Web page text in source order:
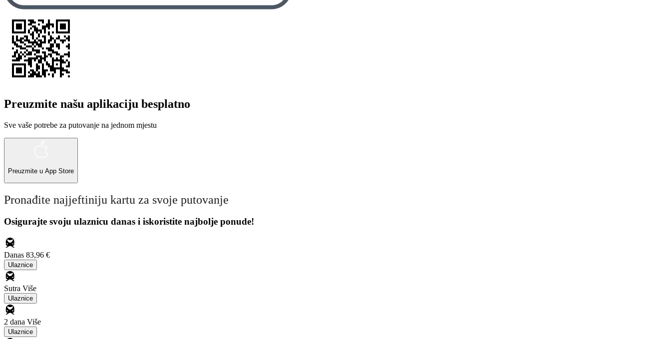
Preuzmite našu aplikaciju besplatno
Sve vaše potrebe za putovanje na jednom mjestu
Preuzmite u App Store
Pronađite najjeftiniju kartu za svoje putovanje
Osigurajte svoju ulaznicu danas i iskoristite najbolje ponude!
Danas 83,96 €
Ulaznice
Sutra Više
Ulaznice
2 dana Više
Ulaznice